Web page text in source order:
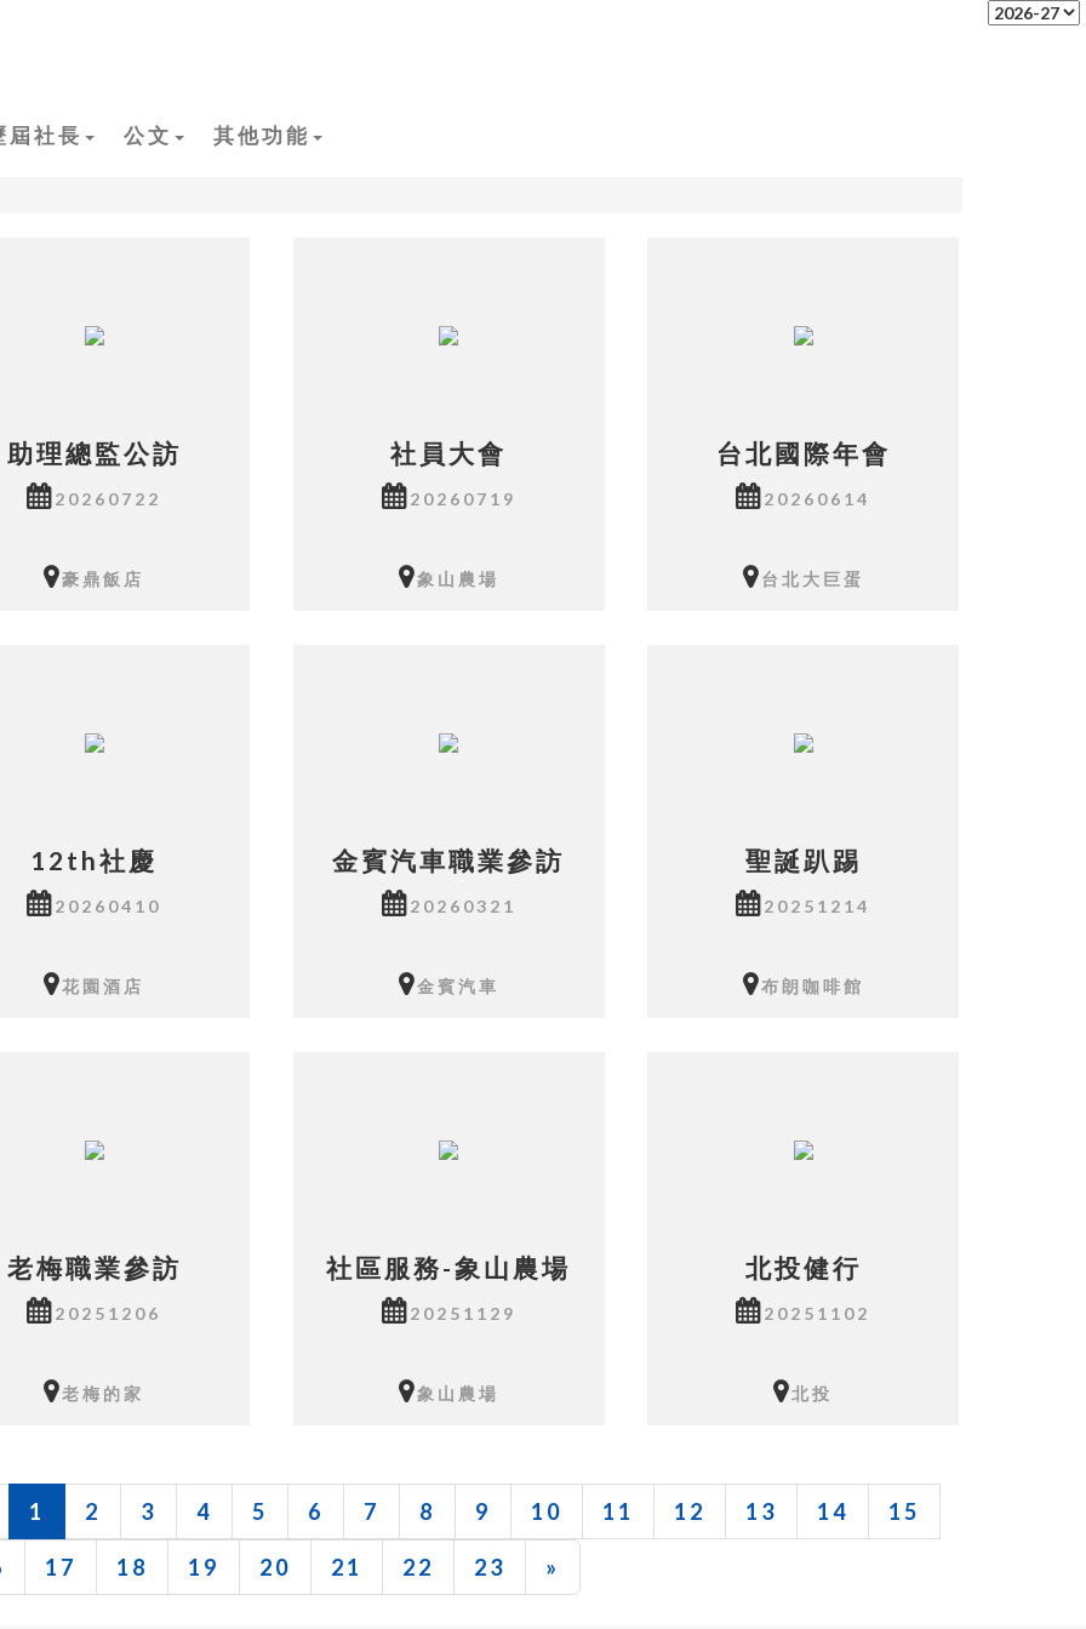
屆社長 公文 其他功能
助理總監公訪
20260722
豪鼎飯店
社員大會
20260719
象山農場
台北國際年會
20260614
台北大巨蛋
12th社慶
20260410
花園酒店
金賓汽車職業參訪
20260321
金賓汽車
聖誕趴踢
20251214
布朗咖啡館
老梅職業參訪
20251206
老梅的家
社區服務-象山農場
20251129
象山農場
北投健行
20251102
北投
1 2 3 4 5 6 7 8 9 10 11 12 13 14 15
17 18 19 20 21 22 23 »